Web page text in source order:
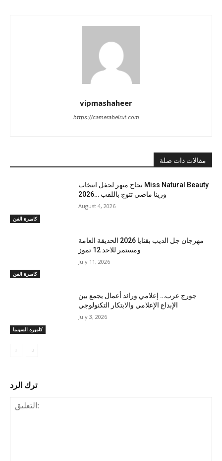
vipmashaheer
https://camerabeirut.com
مقالات ذات صلة
كاميرة الفن
نجاح مبهر لحفل انتخاب Miss Natural Beauty
2026… ورينا ماضي تتوج باللقب
August 4, 2026
كاميرة الفن
مهرجان جل الديب بقنايا 2026 الحديقة العامة
ومستمر للاحد 12 تموز
July 11, 2026
كاميرة السينما
جورج عرب… إعلامي ورائد أعمال يجمع بين
الإبداع الإعلامي والابتكار التكنولوجي
July 3, 2026
ترك الرد